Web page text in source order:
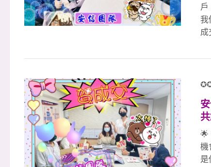
戶
我
成
團
【
繼
成
土
🌟
機
是